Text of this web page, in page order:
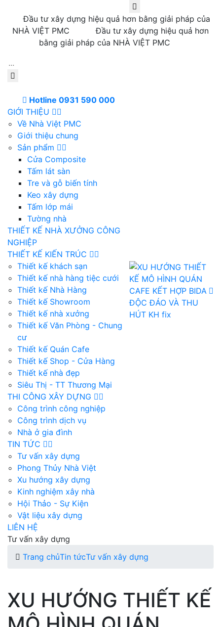
Đầu tư xây dựng hiệu quả hơn bằng giải pháp của
NHÀ VIỆT PMC
Đầu tư xây dựng hiệu quả hơn
bằng giải pháp của NHÀ VIỆT PMC
Hotline 0931 590 000
GIỚI THIỆU
Về Nhà Việt PMC
Giới thiệu chung
Sản phẩm
Cửa Composite
Tấm lát sàn
Tre và gỗ biến tính
Keo xây dựng
Tấm lớp mái
Tường nhà
THIẾT KẾ NHÀ XƯỞNG CÔNG
NGHIỆP
THIẾT KẾ KIẾN TRÚC
Thiết kế khách sạn
Thiết kế nhà hàng tiệc cưới
Thiết kế Nhà Hàng
Thiết kế Showroom
Thiết kế nhà xưởng
Thiết kế Văn Phòng - Chung
cư
Thiết kế Quán Cafe
Thiết kế Shop - Cửa Hàng
Thiết kế nhà đẹp
Siêu Thị - TT Thương Mại
THI CÔNG XÂY DỰNG
Công trình công nghiệp
Công trình dịch vụ
Nhà ở gia đình
TIN TỨC
Tư vấn xây dựng
Phong Thủy Nhà Việt
Xu hướng xây dựng
Kinh nghiệm xây nhà
Hội Thảo - Sự Kiện
Vật liệu xây dựng
LIÊN HỆ
Tư vấn xây dựng
Trang chủTin tứcTư vấn xây dựng
XU HƯỚNG THIẾT KẾ